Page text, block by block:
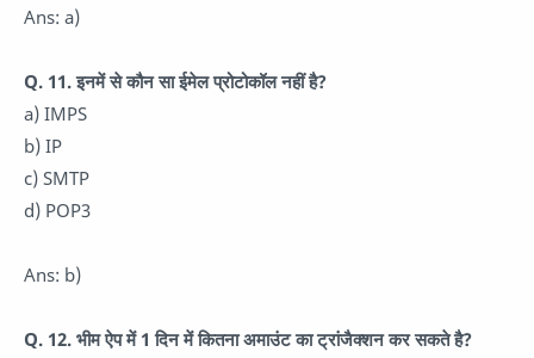
Ans: a)
Q. 11. इनमें से कौन सा ईमेल प्रोटोकॉल नहीं है?
a) IMPS
b) IP
c) SMTP
d) POP3
Ans: b)
Q. 12. भीम ऐप में 1 दिन में कितना अमाउंट का ट्रांजैक्शन कर सकते है?